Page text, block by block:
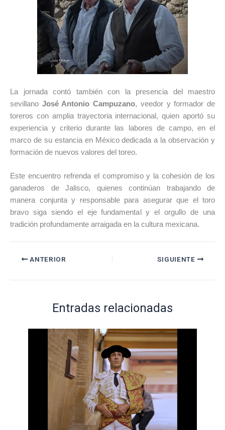
La jornada contó también con la presencia del maestro
sevillano José Antonio Campuzano, veedor y formador de
toreros con amplia trayectoria internacional, quien aportó su
experiencia y criterio durante las labores de campo, en el
marco de su estancia en México dedicada a la observación y
formación de nuevos valores del toreo.
Este encuentro refrenda el compromiso y la cohesión de los
ganaderos de Jalisco, quienes continúan trabajando de
manera conjunta y responsable para asegurar que el toro
bravo siga siendo el eje fundamental y el orgullo de una
tradición profundamente arraigada en la cultura mexicana.
ANTERIOR SIGUIENTE
Entradas relacionadas